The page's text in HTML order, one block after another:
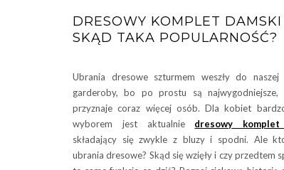
DRESOWY KOMPLET DAMSKI
SKĄD TAKA POPULARNOŚĆ?
Ubrania dresowe szturmem weszły do naszej
garderoby, bo po prostu są najwygodniejsze,
przyznaje coraz więcej osób. Dla kobiet
wyborem jest aktualnie dresowy komplet
składający się zwykle z bluzy i spodni. Ale
ubrania dresowe? Skąd się wzięły i czy przedtem